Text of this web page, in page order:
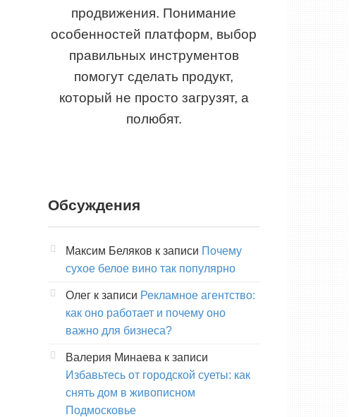
продвижения. Понимание
особенностей платформ, выбор
правильных инструментов
помогут сделать продукт,
который не просто загрузят, а
полюбят.
Обсуждения
Максим Беляков к записи Почему
сухое белое вино так популярно
Олег к записи Рекламное агентство:
как оно работает и почему оно
важно для бизнеса?
Валерия Минаева к записи
Избавьтесь от городской суеты: как
снять дом в живописном
Подмосковье